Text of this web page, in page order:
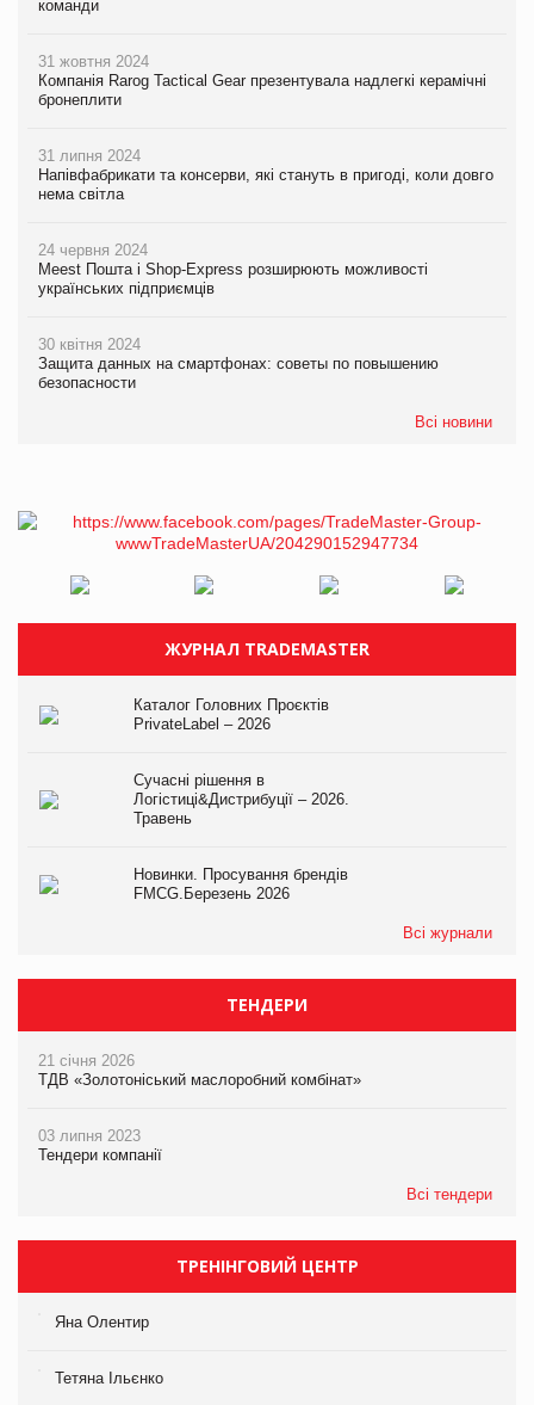
команди
31 жовтня 2024
Компанія Rarog Tactical Gear презентувала надлегкі керамічні
бронеплити
31 липня 2024
Напівфабрикати та консерви, які стануть в пригоді, коли довго
нема світла
24 червня 2024
Meest Пошта і Shop-Express розширюють можливості
українських підприємців
30 квітня 2024
Защита данных на смартфонах: советы по повышению
безопасности
Всі новини
ЖУРНАЛ TRADEMASTER
Каталог Головних Проєктів
PrivateLabel – 2026
Сучасні рішення в
Логістиці&Дистрибуції – 2026.
Травень
Новинки. Просування брендів
FMCG.Березень 2026
Всі журнали
ТЕНДЕРИ
21 січня 2026
ТДВ «Золотоніський маслоробний комбінат»
03 липня 2023
Тендери компанії
Всі тендери
ТРЕНІНГОВИЙ ЦЕНТР
Яна Олентир
Тетяна Ільєнко